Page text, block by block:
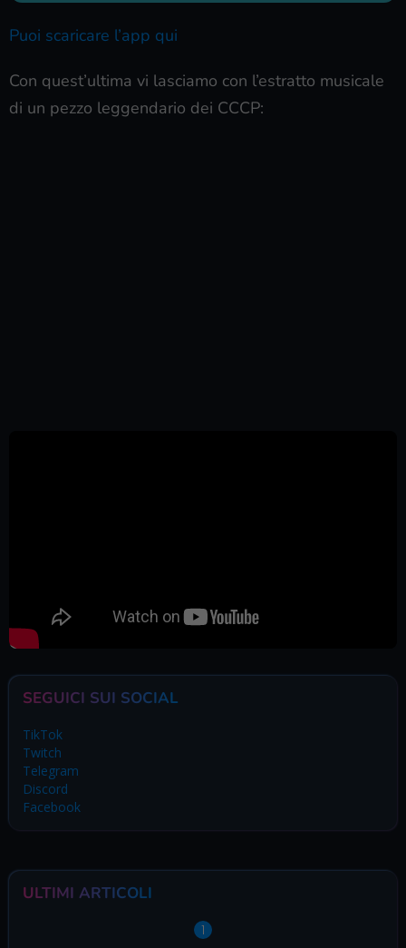
Puoi scaricare l’app qui
Con quest’ultima vi lasciamo con l’estratto musicale
di un pezzo leggendario dei CCCP:
SEGUICI SUI SOCIAL
TikTok
Twitch
Telegram
Discord
Facebook
ULTIMI ARTICOLI